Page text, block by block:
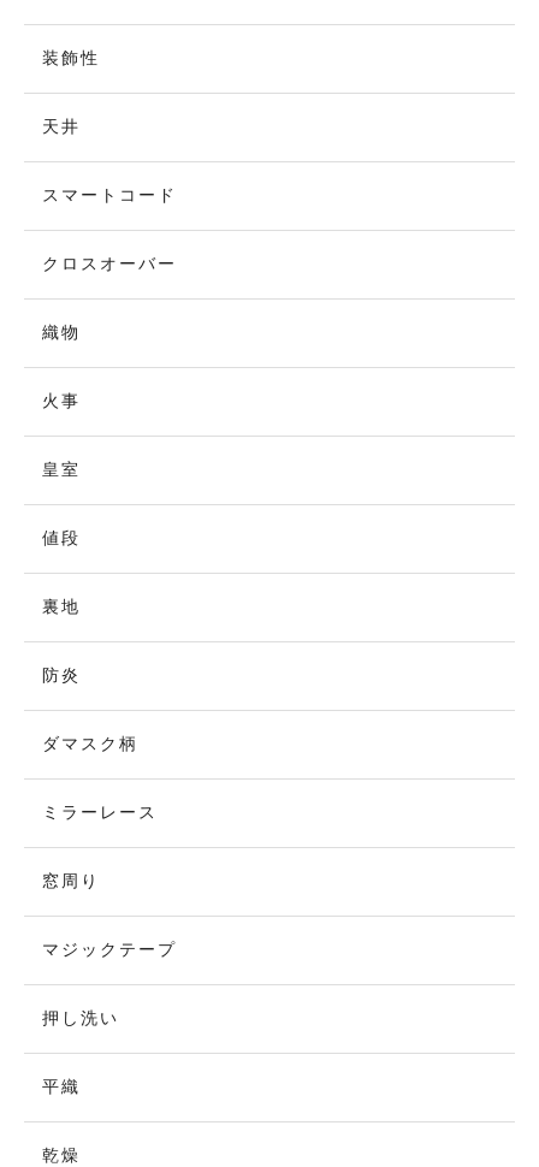
装飾性
天井
スマートコード
クロスオーバー
織物
火事
皇室
値段
裏地
防炎
ダマスク柄
ミラーレース
窓周り
マジックテープ
押し洗い
平織
乾燥